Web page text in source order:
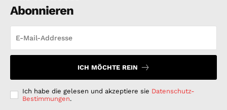
Abonnieren
ICH MÖCHTE REIN
Ich habe die gelesen und akzeptiere sie Datenschutz-
Bestimmungen.